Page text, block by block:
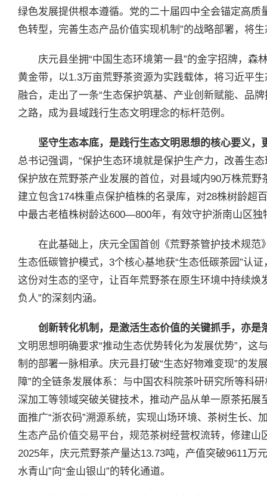
绿色发展提供根本遵循。党的二十届四中全会锚定高质
色转型，完善生态产品价值实现机制”的战略部署，将
庆元县坐拥“中国生态环境第一县”的金字招牌，森
黄金带，以1.3万亩荒野茶资源为实践载体，将习近平
融合，走出了一条“生态保护筑基、产业创新赋能、品
之路，成为县域践行生态文明理念的标杆范例。
坚守生态本底，是践行生态文明思想的核心要义
总书记强调，“保护生态环境就是保护生产力，改善生
保护放在荒野茶产业发展的首位，对县域内90万株荒
建立包含174株重点保护植株的名录库，对28株树龄超
中最古老植株树龄达600—800年，有效守护浙南山区独
在此基础上，庆元全国首创《荒野茶管护技术规范
生态低碳管护模式，3个核心基地获“生态低碳茶园”认
这份对生态的坚守，让百年荒野茶在原生环境中持续焕
负人”的深刻内涵。
创新转化机制，是激活生态价值的关键抓手，亦是
文明思想明确要求“推动生态优势转化为发展优势”，这
制的部署一脉相承。庆元县打破“生态好物难变现”的发
障”的全链条发展体系：与中国农科院茶叶研究所等科
深加工等领域突破关键技术，推动产品从单一原茶拓展
面推广“浙农码”溯源系统，实现山场环境、茶树生长、
生态产品价值交易平台，规范茶树经营权流转，修建
2025年，庆元荒野茶产量达13.73吨，产值突破9611万
水青山”向“金山银山”的转化通道。